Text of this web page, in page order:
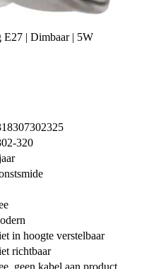
| Dimbaar | 5W
320
in hoogte verstelbaar
richtbaar
geen kabel aan product